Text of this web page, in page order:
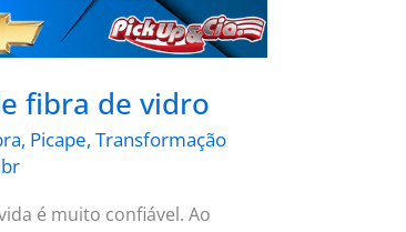
fibra de vidro
, Picape, Transformação
é muito confiável. Ao